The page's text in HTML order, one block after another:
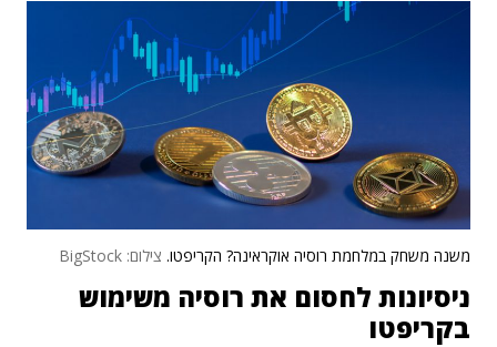
משנה משחק במלחמת רוסיה אוקראינה? הקריפטו. צילום: BigStock
ניסיונות לחסום את רוסיה משימוש
בקריפטו